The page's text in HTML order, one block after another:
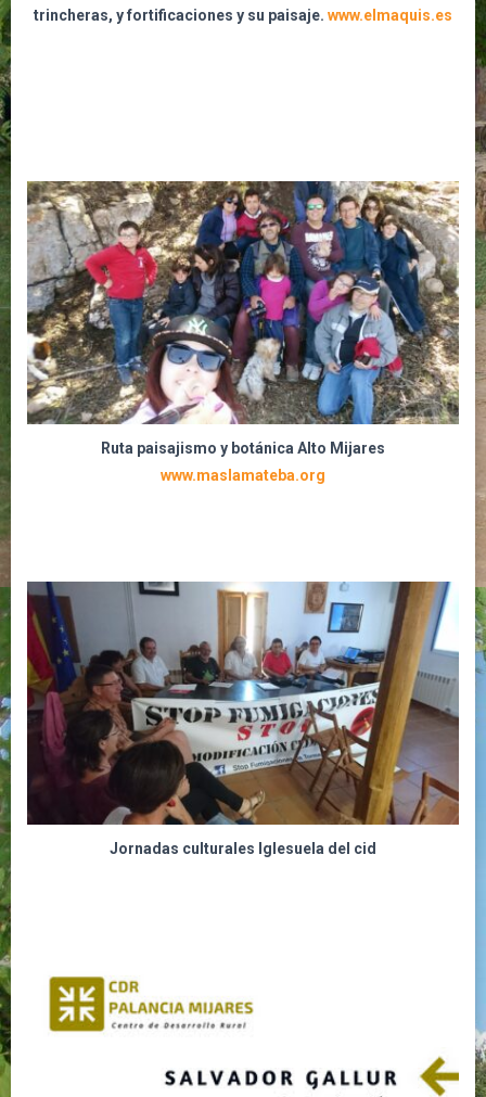
trincheras, y fortificaciones y su paisaje. www.elmaquis.es
Ruta paisajismo y botánica Alto Mijares
www.maslamateba.org
Jornadas culturales Iglesuela del cid